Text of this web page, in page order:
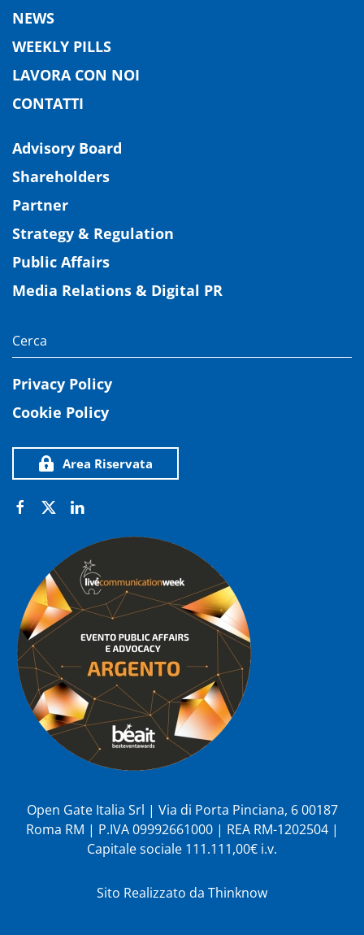
NEWS
WEEKLY PILLS
LAVORA CON NOI
CONTATTI
Advisory Board
Shareholders
Partner
Strategy & Regulation
Public Affairs
Media Relations & Digital PR
Privacy Policy
Cookie Policy
Area Riservata
Open Gate Italia Srl | Via di Porta Pinciana, 6 00187
Roma RM | P.IVA 09992661000 | REA RM-1202504 |
Capitale sociale 111.111,00€ i.v.
Sito Realizzato da Thinknow